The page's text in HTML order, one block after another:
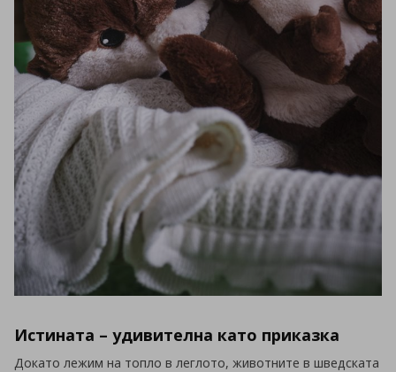
Истината – удивителна като приказка
Докато лежим на топло в леглото, животните в шведската